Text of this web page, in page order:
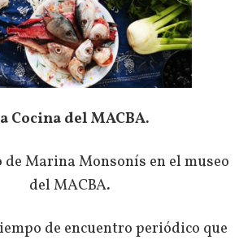
Cocina del MACBA.
de Marina Monsonís en el museo
del MACBA.
de encuentro periódico que